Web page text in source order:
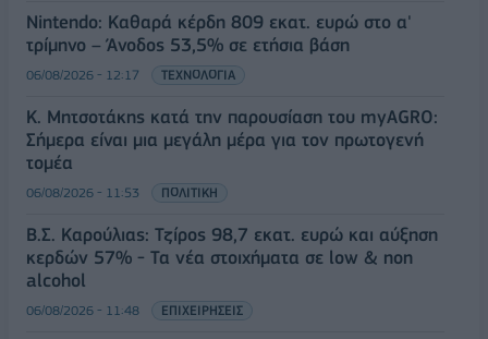
Nintendo: Καθαρά κέρδη 809 εκατ. ευρώ στο α'
τρίμηνο – Άνοδος 53,5% σε ετήσια βάση
06/08/2026 - 12:17 ΤΕΧΝΟΛΟΓΙΑ
Κ. Μητσοτάκης κατά την παρουσίαση του myAGRO:
Σήμερα είναι μια μεγάλη μέρα για τον πρωτογενή
τομέα
06/08/2026 - 11:53 ΠΟΛΙΤΙΚΗ
Β.Σ. Καρούλιας: Τζίρος 98,7 εκατ. ευρώ και αύξηση
κερδών 57% - Τα νέα στοιχήματα σε low & non
alcohol
06/08/2026 - 11:48 ΕΠΙΧΕΙΡΗΣΕΙΣ